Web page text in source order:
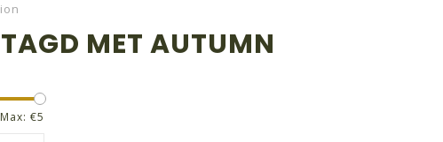
MET AUTUMN
Max: €5